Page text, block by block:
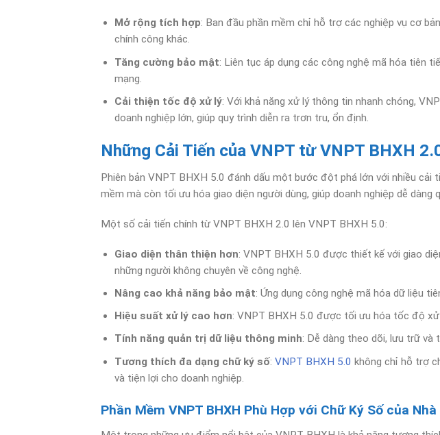
Mở rộng tích hợp: Ban đầu phần mềm chỉ hỗ trợ các nghiệp vụ cơ
chính công khác.
Tăng cường bảo mật: Liên tục áp dụng các công nghệ mã hóa tiên
mạng.
Cải thiện tốc độ xử lý: Với khả năng xử lý thông tin nhanh chóng,
doanh nghiệp lớn, giúp quy trình diễn ra trơn tru, ổn định.
Những Cải Tiến của VNPT từ VNPT BHXH
Phiên bản VNPT BHXH 5.0 đánh dấu một bước đột phá lớn với nhiều cải
mềm mà còn tối ưu hóa giao diện người dùng, giúp doanh nghiệp dễ dàng
Một số cải tiến chính từ VNPT BHXH 2.0 lên VNPT BHXH 5.0:
Giao diện thân thiện hơn: VNPT BHXH 5.0 được thiết kế với giao
những người không chuyên về công nghệ.
Nâng cao khả năng bảo mật: Ứng dụng công nghệ mã hóa dữ liệu
Hiệu suất xử lý cao hơn: VNPT BHXH 5.0 được tối ưu hóa tốc độ xử
Tính năng quản trị dữ liệu thông minh: Dễ dàng theo dõi, lưu trữ và
Tương thích đa dạng chữ ký số: VNPT BHXH 5.0 không chỉ hỗ trợ
và tiện lợi cho doanh nghiệp.
Phần Mềm VNPT BHXH Phù Hợp với Chữ Ký Số của